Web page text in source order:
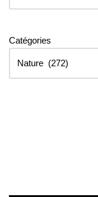
Catégories